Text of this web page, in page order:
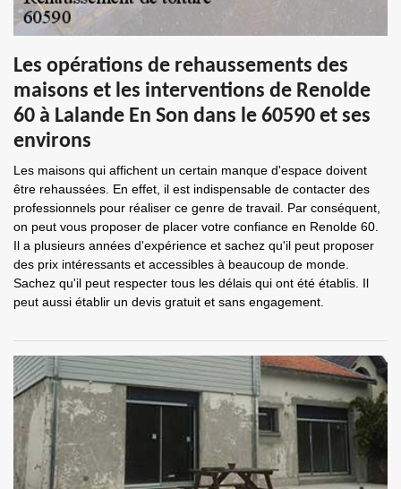
Les opérations de rehaussements des
maisons et les interventions de Renolde
60 à Lalande En Son dans le 60590 et ses
environs
Les maisons qui affichent un certain manque d'espace doivent
être rehaussées. En effet, il est indispensable de contacter des
professionnels pour réaliser ce genre de travail. Par conséquent,
on peut vous proposer de placer votre confiance en Renolde 60.
Il a plusieurs années d'expérience et sachez qu'il peut proposer
des prix intéressants et accessibles à beaucoup de monde.
Sachez qu'il peut respecter tous les délais qui ont été établis. Il
peut aussi établir un devis gratuit et sans engagement.